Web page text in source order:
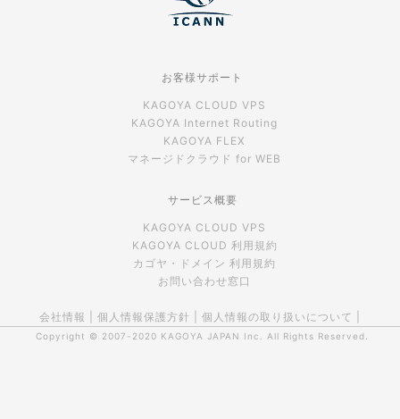
お客様サポート
KAGOYA CLOUD VPS
KAGOYA Internet Routing
KAGOYA FLEX
マネージドクラウド for WEB
サービス概要
KAGOYA CLOUD VPS
KAGOYA CLOUD 利用規約
カゴヤ・ドメイン 利用規約
お問い合わせ窓口
会社情報 個人情報保護方針 個人情報の取り扱いについて
Copyright © 2007-2020 KAGOYA JAPAN Inc. All Rights Reserved.